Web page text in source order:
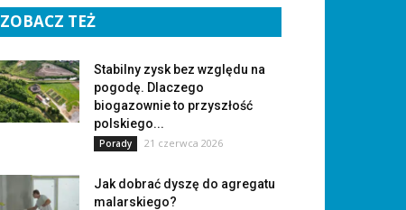
ZOBACZ TEŻ
Stabilny zysk bez względu na
pogodę. Dlaczego
biogazownie to przyszłość
polskiego...
Porady 21 czerwca 2026
Jak dobrać dyszę do agregatu
malarskiego?